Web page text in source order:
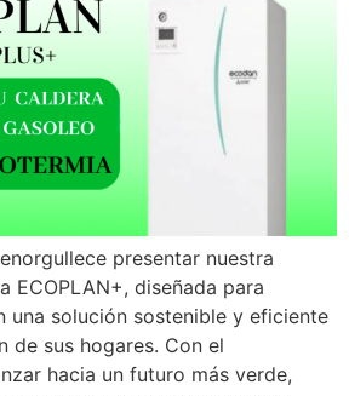
presentar nuestra
ECOPLAN+, diseñada para
una solución sostenible y eficiente
de sus hogares. Con el
hacia un futuro más verde,